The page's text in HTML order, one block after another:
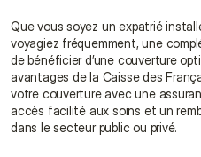
Que vous soyez un expatrié
voyagiez fréquemment, une
de bénéficier d’une couverture
avantages de la Caisse des
votre couverture avec une
accès facilité aux soins et un
dans le secteur public ou privé.